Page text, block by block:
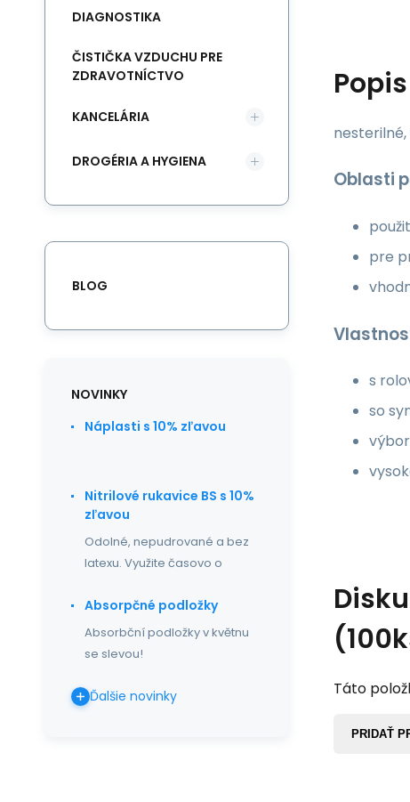
Popis
Oblasti
pre
s
so
Táto
PRIDAŤ
DIAGNOSTIKA
ČISTIČKA VZDUCHU PRE
ZDRAVOTNÍCTVO
KANCELÁRIA
DROGÉRIA A HYGIENA
BLOG
NOVINKY
Náplasti s 10% zľavou
Nitrilové rukavice BS s 10%
zľavou
Odolné, nepudrované a bez
latexu. Využite časovo o
Absorpčné podložky
Absorbční podložky v květnu
se slevou!
Ďalšie novinky